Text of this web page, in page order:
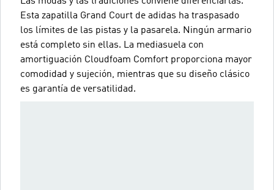
Esta zapatilla Grand Court de adidas ha traspasado
los límites de las pistas y la pasarela. Ningún armario
está completo sin ellas. La mediasuela con
amortiguación Cloudfoam Comfort proporciona mayor
comodidad y sujeción, mientras que su diseño clásico
es garantía de versatilidad.